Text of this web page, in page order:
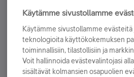
Tilaa Telian uutiskirje ja olet
sähköpostiisi.
Tilaa nyt
Käytämme sivustollamme
Käytämme sivustollamme evästeitä
teknologioita käyttökokemuksen
toiminnallisiin, tilastollisiin ja
Voit hallinnoida evästevalintojasi
sisältävät kolmansien osapuolien